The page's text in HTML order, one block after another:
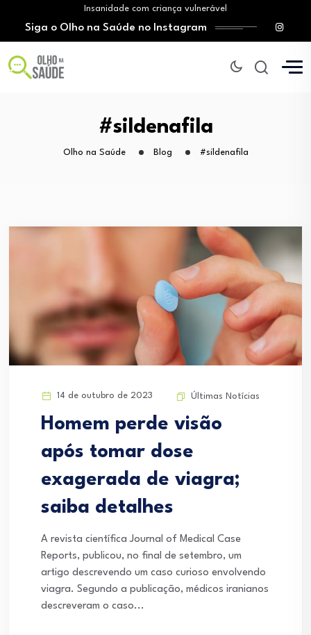
Insanidade com criança vulnerável
Vício em apostas: SUS amplia atendimento e…
Tratamento do câncer de mama e a…
O Monte Tabor entrega à Bahia um…
Mitos sobre a testosterona colocam em risco…
Vício em apostas: SUS amplia atendimento e…
Tratamento do câncer de mama e a…
Siga o Olho na Saúde no Instagram
#sildenafila
Olho na Saúde Blog #sildenafila
14 de outubro de 2023 Últimas Notícias
Homem perde visão
após tomar dose
exagerada de viagra;
saiba detalhes
A revista científica Journal of Medical Case
Reports, publicou, no final de setembro, um
artigo descrevendo um caso curioso envolvendo
viagra. Segundo a publicação, médicos iranianos
descreveram o caso...